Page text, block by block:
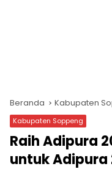
Beranda Kabupaten
Kabupaten Soppeng
Raih Adipura
untuk Adipura